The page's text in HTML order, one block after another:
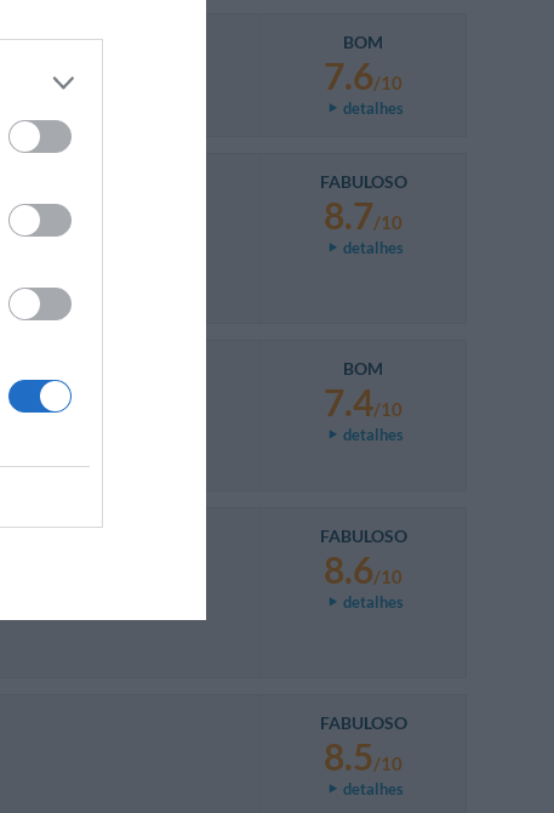
BOM
7.6/10
detalhes
FABULOSO
8.7/10
detalhes
BOM
7.4/10
detalhes
FABULOSO
8.6/10
detalhes
FABULOSO
8.5/10
detalhes